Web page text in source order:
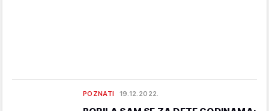
POZNATI 19.12.2022.